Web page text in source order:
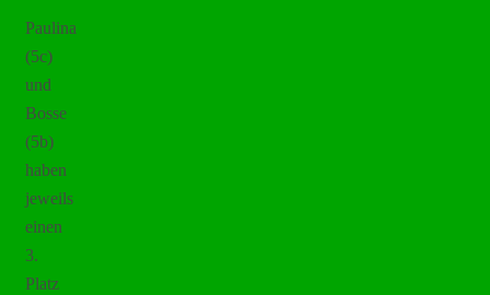
Paulina
(5c)
und
Bosse
(5b)
haben
jeweils
einen
3.
Platz